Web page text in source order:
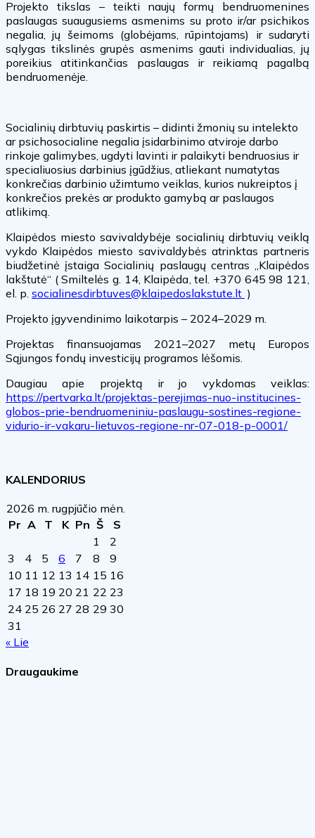
Projekto tikslas – teikti naujų formų bendruomenines
paslaugas suaugusiems asmenims su proto ir/ar psichikos
negalia, jų šeimoms (globėjams, rūpintojams) ir sudaryti
sąlygas tikslinės grupės asmenims gauti individualias, jų
poreikius atitinkančias paslaugas ir reikiamą pagalbą
bendruomenėje.
Socialinių dirbtuvių paskirtis – didinti žmonių su intelekto
ar psichosocialine negalia įsidarbinimo atviroje darbo
rinkoje galimybes, ugdyti lavinti ir palaikyti bendruosius ir
specialiuosius darbinius įgūdžius, atliekant numatytas
konkrečias darbinio užimtumo veiklas, kurios nukreiptos į
konkrečios prekės ar produkto gamybą ar paslaugos
atlikimą.
Klaipėdos miesto savivaldybėje socialinių dirbtuvių veiklą
vykdo Klaipėdos miesto savivaldybės atrinktas partneris
biudžetinė įstaiga Socialinių paslaugų centras „Klaipėdos
lakštutė“ ( Smiltelės g. 14, Klaipėda, tel. +370 645 98 121,
el. p. socialinesdirbtuves@klaipedoslakstute.lt )
Projekto įgyvendinimo laikotarpis – 2024–2029 m.
Projektas finansuojamas 2021–2027 metų Europos
Sąjungos fondų investicijų programos lėšomis.
Daugiau apie projektą ir jo vykdomas veiklas:
https://pertvarka.lt/projektas-perejimas-nuo-institucines-
globos-prie-bendruomeniniu-paslaugu-sostines-regione-
vidurio-ir-vakaru-lietuvos-regione-nr-07-018-p-0001/
KALENDORIUS
2026 m. rugpjūčio mėn.
Pr A T K Pn Š
S
1
2
3
4 5 6 7 8
9
10 11 12 13 14 15 16
17 18 19 20 21 22 23
24 25 26 27 28 29 30
31
« Lie
Draugaukime